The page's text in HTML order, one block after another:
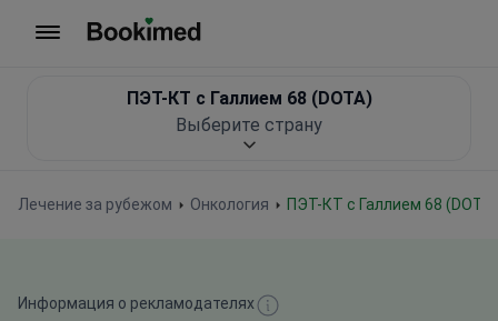
Лечение за рубежом Онкология ПЭТ-КТ с Галлием 68 (DOTA)
ПЭТ-КТ с Галлием 68 (DOTA)
Выберите страну
Информация о рекламодателях